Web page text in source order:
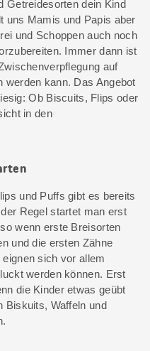
Getreidesorten dein Kind
uns Mamis und Papis aber
und Schoppen auch noch
Immer dann ist
auf
kann. Das Angebot
Ob Biscuits, Flips oder
in den
und Puffs gibt es bereits
Regel startet man erst
wenn erste Breisorten
und die ersten Zähne
sich vor allem
werden können. Erst
die Kinder etwas geübt
Biskuits, Waffeln und